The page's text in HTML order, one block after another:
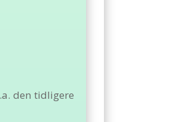
den tidligere